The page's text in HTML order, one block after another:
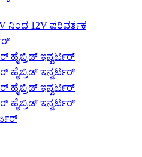
ನಿಂದ 12V ಪರಿವರ್ತಕ
ಹೈಬ್ರಿಡ್ ಇನ್ವರ್ಟರ್
ಹೈಬ್ರಿಡ್ ಇನ್ವರ್ಟರ್
ಹೈಬ್ರಿಡ್ ಇನ್ವರ್ಟರ್
ಹೈಬ್ರಿಡ್ ಇನ್ವರ್ಟರ್